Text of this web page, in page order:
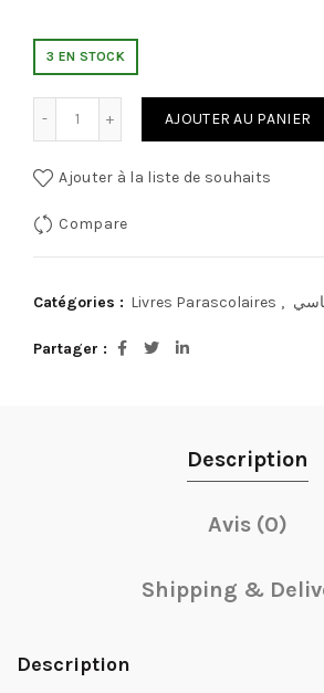
3 EN STOCK
AJOUTER AU PANIER
Ajouter à la liste de souhaits
Compare
Catégories : Livres Parascolaires ,
Partager
Description
Avis (0)
Shipping &
Description